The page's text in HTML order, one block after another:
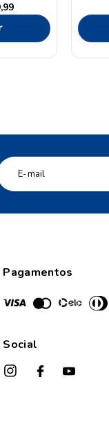
,99
Pagamentos
Social